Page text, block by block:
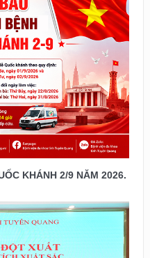
KHÁNH 2/9 NĂM 2026.